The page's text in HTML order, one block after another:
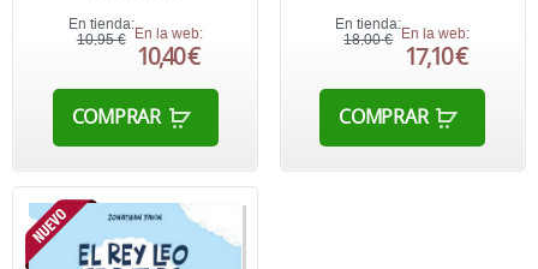
En tienda:
10,95 € En la web:
10,40 €
COMPRAR
En tienda:
18,00 €
En la web:
17,10 €
COMPRAR